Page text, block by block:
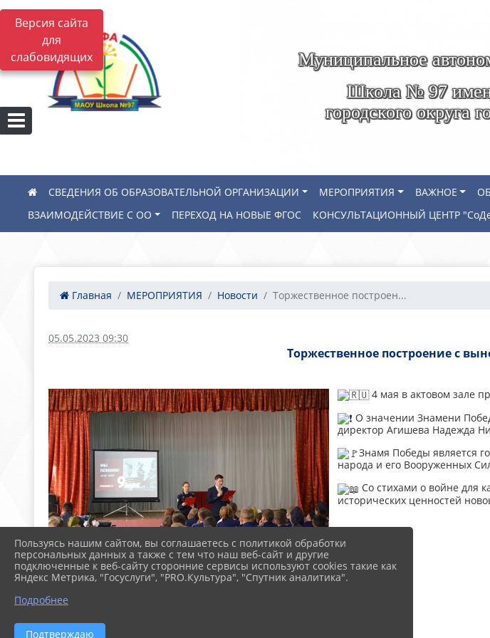
Версия сайта
для
слабовидящих
Муниципальное
Школа № 97
городского округа
СВЕДЕНИЯ ОБ ОБРАЗОВАТЕЛЬНОЙ ОРГАНИЗАЦИИ МЕРОПРИЯТИЯ ВАЖНОЕ
ВЗАИМОДЕЙСТВИЕ С ОО
ПЕРЕХОД НА НОВЫЕ ФГОС КОНСУЛЬТАЦИОННЫЙ ЦЕНТР
Главная МЕРОПРИЯТИЯ Новости Торжественное построен...
05.05.2023 09:30
Торжественное построение с
4 мая в актовом зале
О значении Знамени
директор Агишева Надежда
Знамя Победы является
народа и его Вооруженных
Со стихами о войне для
исторических ценностей
Пользуясь нашим сайтом, вы соглашаетесь с политикой обработки
персональных данных а также с тем что наш веб-сайт и другие
подключенные к веб-сайту сторонние сервисы используют cookies такие как
Яндекс Метрика, "Госуслуги", "PRO.Культура", "Спутник аналитика".
Подробнее
Подтверждаю